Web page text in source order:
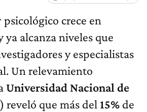
crece en
ya alcanza niveles que
y especialistas
Un relevamiento
Universidad Nacional de
reveló que más del 15% de